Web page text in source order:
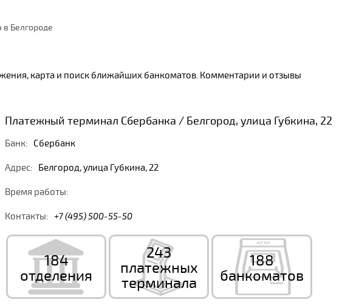
Белгороде
карта и поиск ближайших банкоматов. Комментарии и отзывы
Платежный терминал Сбербанка / Белгород, улица Губкина, 22
Банк: Сбербанк
Адрес: Белгород, улица Губкина, 22
Время работы:
Контакты: +7 (495) 500-55-50
184
отделения
243
платежных
терминала
188
банкоматов